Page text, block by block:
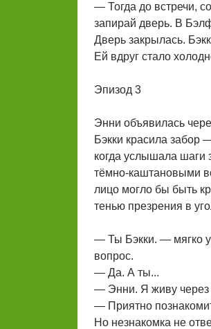
— Тогда до встречи,
запирай дверь. В
Дверь закрылась.
Ей вдруг стало
Эпизод 3
Энни объявилась
Бэкки красила забор
когда услышала шаги
тёмно-каштановыми
лицо могло бы быть
тенью презрения в
— Ты Бэкки. — мягко
вопрос.
— Да. А ты...
— Энни. Я живу через
— Приятно
Но незнакомка не